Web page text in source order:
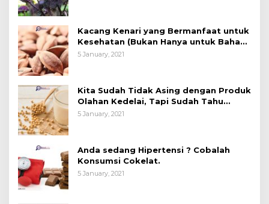
Kacang Kenari yang Bermanfaat untuk
Kesehatan (Bukan Hanya untuk Bahan
Kue)
5 January, 2021
Kita Sudah Tidak Asing dengan Produk
Olahan Kedelai, Tapi Sudah Tahu
Manfaatnya untuk Kesehatan?
5 January, 2021
Anda sedang Hipertensi ? Cobalah
Konsumsi Cokelat.
5 January, 2021